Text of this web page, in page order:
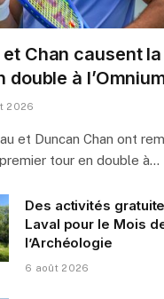
Chan causent la
double à
2026
et Duncan Chan ont
tour en double à…
Des activités
Laval pour le Mois
l’Archéologie
6 août 2026